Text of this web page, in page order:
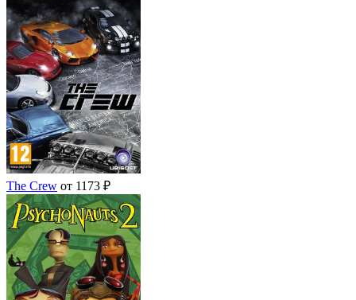
The Crew от 1173 ₽